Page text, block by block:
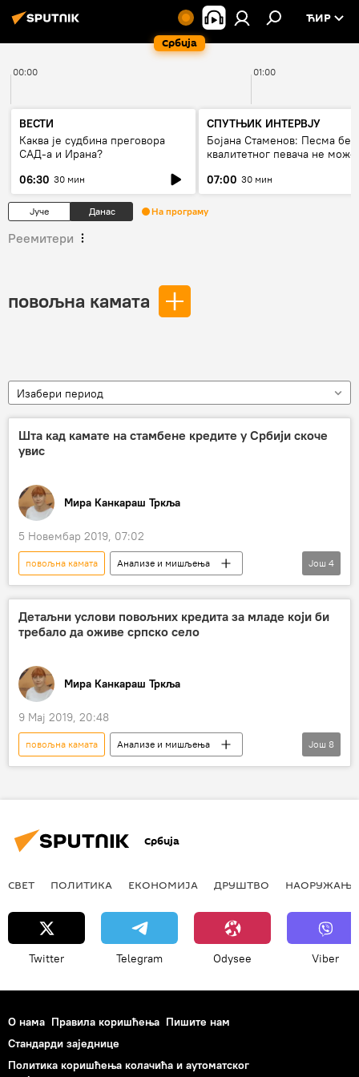
Србија
ЋИР
00:00 01:00
ВЕСТИ
Каква је судбина преговора
САД-а и Ирана?
06:30 30 мин
СПУТЊИК ИНТЕРВЈУ
Бојана Стаменов: Песма без
квалитетног певача не може
07:00 30 мин
Јуче Данас На програму
Реемитери
повољна камата
Изабери период
Шта кад камате на стамбене кредите у Србији скоче
увис
Мира Канкараш Тркља
5 Новембар 2019, 07:02
повољна камата
Анализе и мишљења
Коментари и Аналитика
еурибор
задуженост
Још 4
Детаљни услови повољних кредита за младе који би
требало да оживе српско село
Мира Канкараш Тркља
9 Мај 2019, 20:48
повољна камата
Анализе и мишљења
Коментари и Аналитика
Србија
пољопривредно земљиште
Још 8
Србија
СВЕТ ПОЛИТИКА ЕКОНОМИЈА ДРУШТВО НАОРУЖАЊЕ
Twitter Telegram Odysee Viber
О нама Правила коришћења Пишите нам
Стандарди заједнице
Политика коришћења колачића и аутоматског